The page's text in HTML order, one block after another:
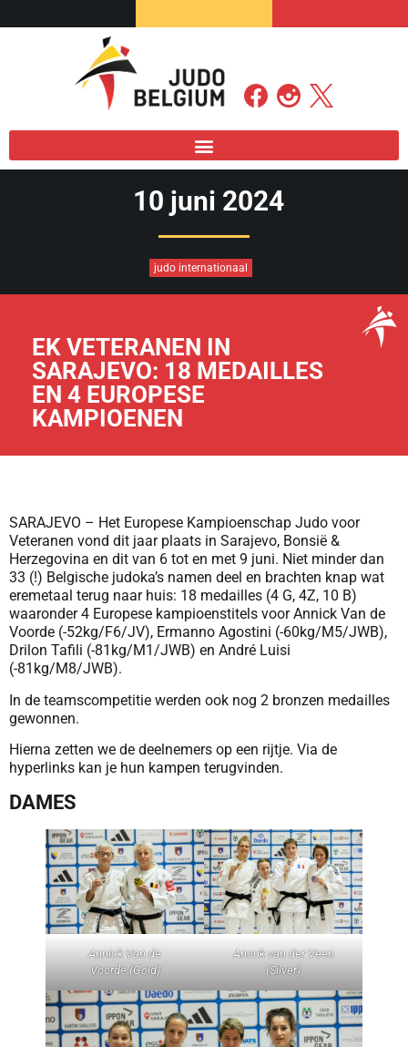
10 juni 2024
judo internationaal
EK VETERANEN IN
SARAJEVO: 18 MEDAILLES
EN 4 EUROPESE
KAMPIOENEN
SARAJEVO – Het Europese Kampioenschap Judo voor
Veteranen vond dit jaar plaats in Sarajevo, Bonsië &
Herzegovina en dit van 6 tot en met 9 juni. Niet minder dan
33 (!) Belgische judoka’s namen deel en brachten knap wat
eremetaal terug naar huis: 18 medailles (4 G, 4Z, 10 B)
waaronder 4 Europese kampioenstitels voor Annick Van de
Voorde (-52kg/F6/JV), Ermanno Agostini (-60kg/M5/JWB),
Drilon Tafili (-81kg/M1/JWB) en André Luisi
(-81kg/M8/JWB).
In de teamscompetitie werden ook nog 2 bronzen medailles
gewonnen.
Hierna zetten we de deelnemers op een rijtje. Via de
hyperlinks kan je hun kampen terugvinden.
DAMES
Annick Van de
Voorde (Gold)
Anouk van der Veen
(Silver)